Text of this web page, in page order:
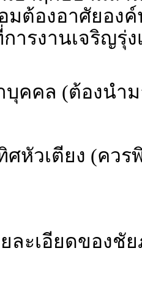
ต้องอาศัยอง
รงานเจริญรุ่ง
บุคคล (ต้องนำ
ศหัวเตียง (คว
ละเอียดของชั